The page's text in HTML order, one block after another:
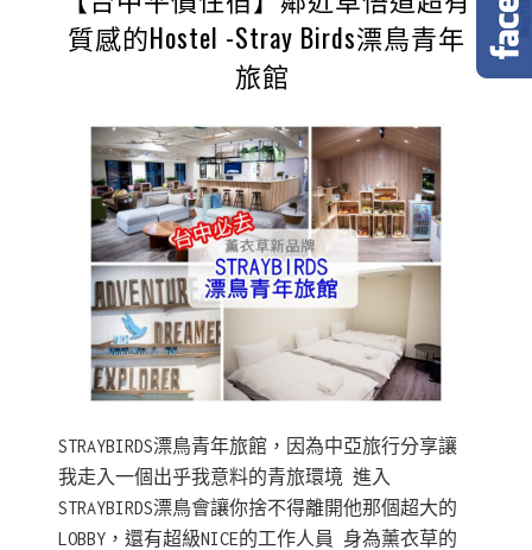
質感的Hostel -Stray Birds漂鳥青年
旅館 ​​​
STRAYBIRDS漂鳥青年旅館，因為中亞旅行分享讓
我走入一個出乎我意料的青旅環境 進入
STRAYBIRDS漂鳥會讓你捨不得離開他那個超大的
LOBBY，還有超級NICE的工作人員 身為薰衣草的